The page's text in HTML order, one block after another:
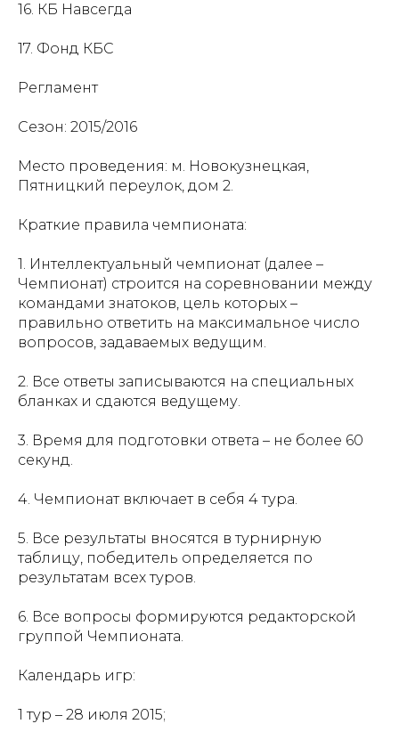
16. КБ Навсегда
17. Фонд КБС
Регламент
Сезон: 2015/2016
Место проведения: м. Новокузнецкая,
Пятницкий переулок, дом 2.
Краткие правила чемпионата:
1. Интеллектуальный чемпионат (далее –
Чемпионат) строится на соревновании между
командами знатоков, цель которых –
правильно ответить на максимальное число
вопросов, задаваемых ведущим.
2. Все ответы записываются на специальных
бланках и сдаются ведущему.
3. Время для подготовки ответа – не более 60
секунд.
4. Чемпионат включает в себя 4 тура.
5. Все результаты вносятся в турнирную
таблицу, победитель определяется по
результатам всех туров.
6. Все вопросы формируются редакторской
группой Чемпионата.
Календарь игр:
1 тур – 28 июля 2015;